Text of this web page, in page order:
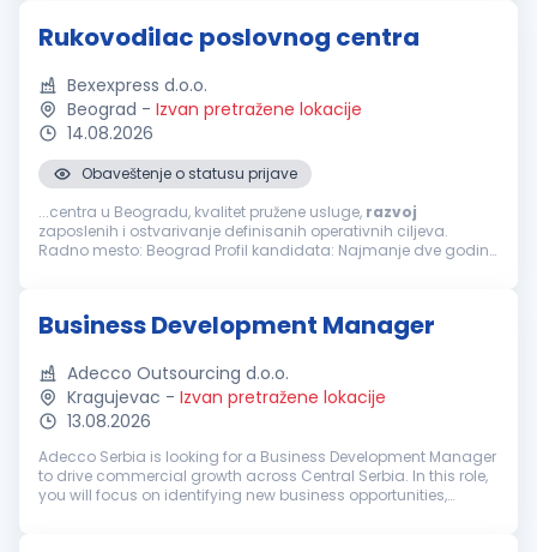
Rukovodilac poslovnog centra
Bexexpress d.o.o.
Beograd - Izvan pretražene lokacije
14.08.2026
Obaveštenje o statusu prijave
...centra u Beogradu, kvalitet pružene usluge, razvoj
zaposlenih i ostvarivanje definisanih operativnih ciljeva.
Radno mesto: Beograd Profil kandidata: Najmanje dve godine
Business Development Manager
Adecco Outsourcing d.o.o.
Kragujevac - Izvan pretražene lokacije
13.08.2026
Adecco Serbia is looking for a Business Development Manager
to drive commercial growth across Central Serbia. In this role,
you will focus on identifying new business opportunities,